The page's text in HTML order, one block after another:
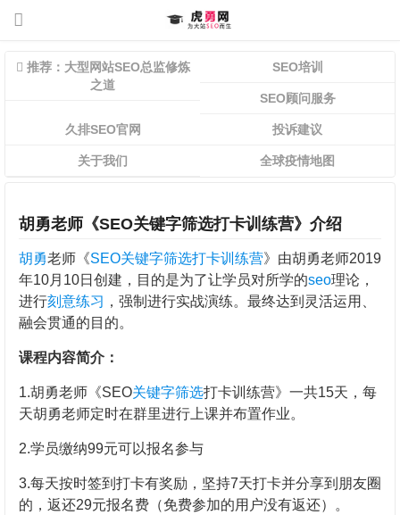
推荐：大型网站SEO总监修炼
之道
SEO培训
SEO顾问服务
久排SEO官网 投诉建议
关于我们 全球疫情地图
胡勇老师《SEO关键字筛选打卡训练营》介绍
胡勇老师《SEO关键字筛选打卡训练营》由胡勇老师2019
年10月10日创建，目的是为了让学员对所学的seo理论，
进行刻意练习 ，强制进行实战演练。最终达到灵活运用、
融会贯通的目的。
课程内容简介：
1.胡勇老师《SEO关键字筛选打卡训练营》一共15天，每
天胡勇老师定时在群里进行上课并布置作业。
2.学员缴纳99元可以报名参与
3.每天按时签到打卡有奖励， 坚持7天打卡并分享到朋友圈
的，返还29元报名费 （免费参加的用户没有返还） 。